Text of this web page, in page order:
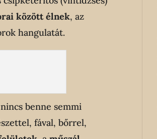
között élnek, az
hangulatát.
benne semmi
fával, bőrrel,